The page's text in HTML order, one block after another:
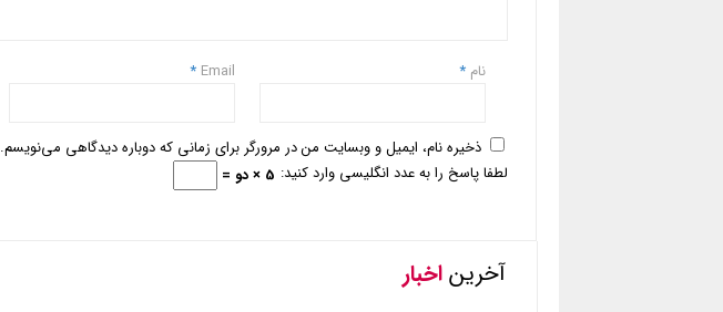
نام *
Email
*
ذخیره نام، ایمیل و وبسایت من در مرورگر برای زمانی که دوباره دیدگاهی می‌نویسم.
لطفا پاسخ را به عدد انگلیسی وارد کنید: 5 × دو =
آخریناخبار